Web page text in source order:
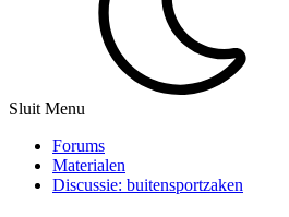
Sluit Menu
Forums
Materialen
Discussie: buitensportzaken